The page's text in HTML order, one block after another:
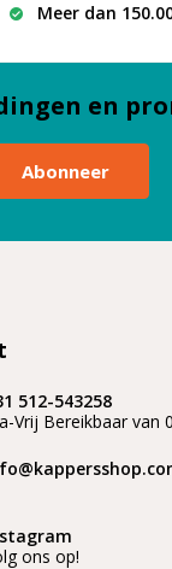
Meer dan
en
Abonneer
512-543258
Vrij Bereikbaar van
ons op!